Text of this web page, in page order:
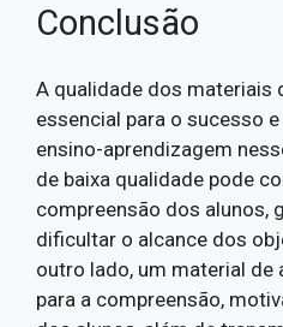
Conclusão
A qualidade dos materiais
essencial para o sucesso
ensino-aprendizagem
de baixa qualidade pode
compreensão dos alunos,
dificultar o alcance dos
outro lado, um material de
para a compreensão,